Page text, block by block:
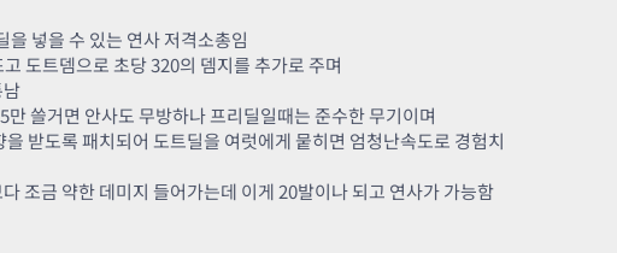
넣을 수 있는 연사 저격소총임
도트뎀으로 초당 320의 뎀지를 추가로 주며
쓸거면 안사도 무방하나 프리딜일때는 준수한 무기이며
받도록 패치되어 도트딜을 여럿에게 뭍히면 엄청난속도로 경험치
조금 약한 데미지 들어가는데 이게 20발이나 되고 연사가 가능함